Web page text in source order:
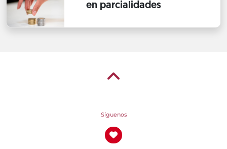
en parcialidades
Síguenos